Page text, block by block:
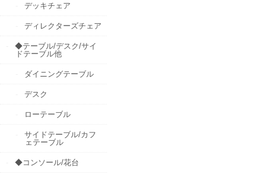
デッキチェア
ディレクターズチェア
◆テーブル/デスク/サイ
ドテーブル他
ダイニングテーブル
デスク
ローテーブル
サイドテーブル/カフ
ェテーブル
◆コンソール/花台